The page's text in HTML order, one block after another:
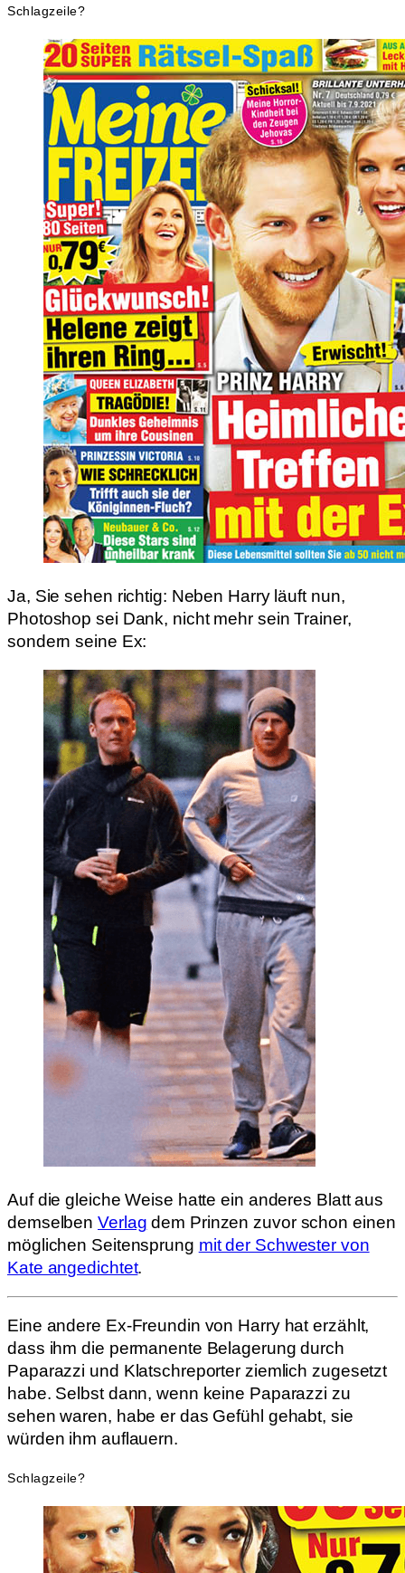
Schlagzeile?
Ja, Sie sehen richtig: Neben Harry läuft nun,
Photoshop sei Dank, nicht mehr sein Trainer,
sondern seine Ex:
Auf die gleiche Weise hatte ein anderes Blatt aus
demselbenVerlag dem Prinzen zuvor schon einen
möglichen Seitensprung mit der Schwester von
Kate angedichtet.
Eine andere Ex-Freundin von Harry hat erzählt,
dass ihm die permanente Belagerung durch
Paparazzi und Klatschreporter ziemlich zugesetzt
habe. Selbst dann, wenn keine Paparazzi zu
sehen waren, habe er das Gefühl gehabt, sie
würden ihm auflauern.
Schlagzeile?